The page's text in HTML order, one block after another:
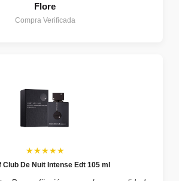
Flore
Compra Verificada
★★★★★
Club De Nuit Intense Edt 105 ml